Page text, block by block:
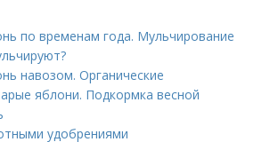
по временам года. Мульчирование
навозом. Органические
яблони. Подкормка весной
удобрениями